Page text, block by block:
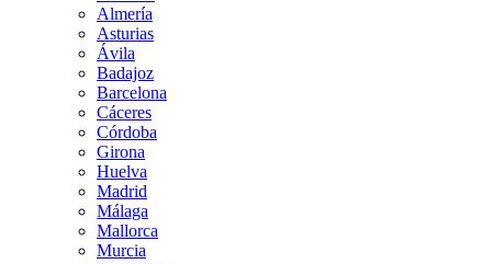
Almería
Asturias
Ávila
Badajoz
Barcelona
Cáceres
Córdoba
Girona
Huelva
Madrid
Málaga
Mallorca
Murcia